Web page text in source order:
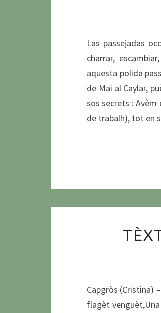
Las passejadas
charrar,
aquesta polida
de Mai al Caylar,
sos secrets : Avèm
de trabalh), tot en
Capgròs (Cristina)
flagèt